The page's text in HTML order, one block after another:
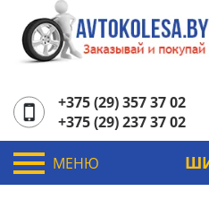
+375 (29) 357 37 02
+375 (29) 237 37 02
МЕНЮ